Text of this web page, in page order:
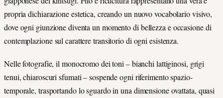
propria dichiarazione estetica, creando un nuovo vocabolario visivo,
dove ogni giunzione diventa un momento di bellezza e occasione di
contemplazione sul carattere transitorio di ogni esistenza.
Nelle fotografie, il monocromo dei toni – bianchi lattiginosi, grigi
tenui, chiaroscuri sfumati – sospende ogni riferimento spazio-
temporale, trasportando lo sguardo in una dimensione ovattata, quasi